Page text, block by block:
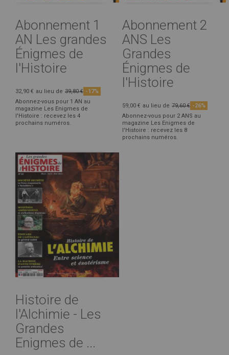
Abonnement 1
AN Les grandes
Énigmes de
l'Histoire
32,90 € au lieu de 39,80 € -17%
Abonnez-vous pour 1 AN au
magazine Les Enigmes de
l'Histoire : recevez les 4
prochains numéros.
Abonnement 2
ANS Les
Grandes
Énigmes de
l'Histoire
59,00 € au lieu de 79,60 € -26%
Abonnez-vous pour 2 ANS au
magazine Les Enigmes de
l'Histoire : recevez les 8
prochains numéros.
Histoire de
l'Alchimie - Les
Grandes
Enigmes de ...